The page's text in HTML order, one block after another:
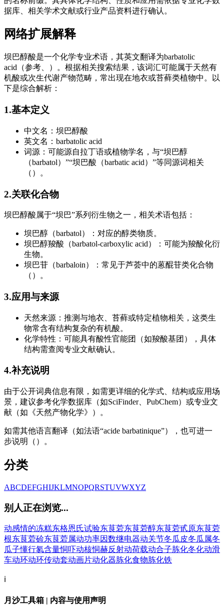
据库、相关学术文献或行业产品资料进行确认。
网络扩展解释
坝巴醇酸是一个化学专业术语，其英文翻译为barbatolic
acid（参考、）。根据相关搜索结果，该词汇可能属于天然有
机酸或次生代谢产物范畴，常出现在地衣或苔藓类植物中。以
下是综合解析：
1.基本定义
中文名：坝巴醇酸
英文名：barbatolic acid
词源：可能源自拉丁语或植物学名，与“坝巴醇
（barbatol）”“坝巴酸（barbatic acid）”等同源词相关
（）。
2.关联化合物
坝巴醇酸属于“坝巴”系列衍生物之一，相关术语包括：
坝巴醇（barbatol）：对应的醇类物质。
坝巴醇羧酸（barbatol-carboxylic acid）：可能为羧酸化衍
生物。
坝巴苷（barbaloin）：常见于芦荟中的蒽醌苷类化合物
（）。
3.应用与来源
天然来源：推测与地衣、苔藓或特定植物相关，这类生
物常含有结构复杂的有机酸。
化学特性：可能具有酸性官能团（如羧酸基团），具体
结构需查阅专业文献确认。
4.补充说明
由于公开词典信息有限，如需更详细的化学式、结构或应用场
景，建议参考化学数据库（如SciFinder、PubChem）或专业文
献（如《天然产物化学》）。
如需其他语言翻译（如法语“acide barbatinique”），也可进一
步说明（）。
分类
ABCDEFGHIJKLMNOPQRSTUVWXYZ
别人正在浏览...
动感情的冻糕东格恩氏试验东茛菪东茛菪醇东茛菪甙原东茛菪
根东茛菪硷东茛菪属动功率因数继电器动关节冬瓜皮冬瓜属冬
瓜子懂行氡含量恫吓动核恫赫反射动荷载动合子胨化冬化动滑
车动环动环传动套动画片动化器胨化食物胨化铁
ℹ️
月沙工具箱 | 内容与使用声明